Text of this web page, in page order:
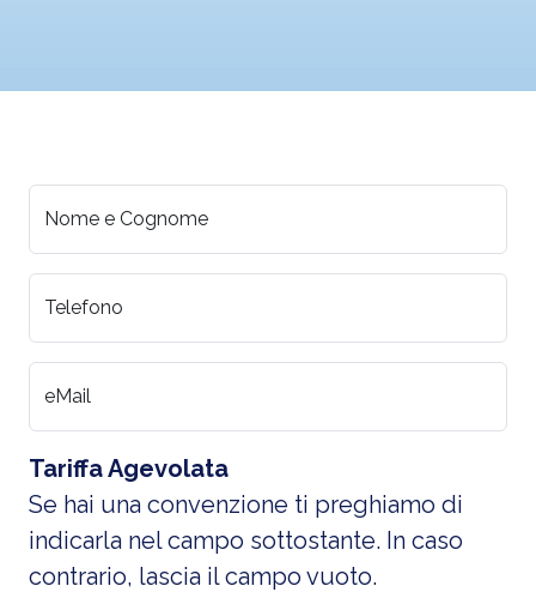
Nome e Cognome
Telefono
eMail
Tariffa Agevolata
Se hai una convenzione ti preghiamo di
indicarla nel campo sottostante. In caso
contrario, lascia il campo vuoto.